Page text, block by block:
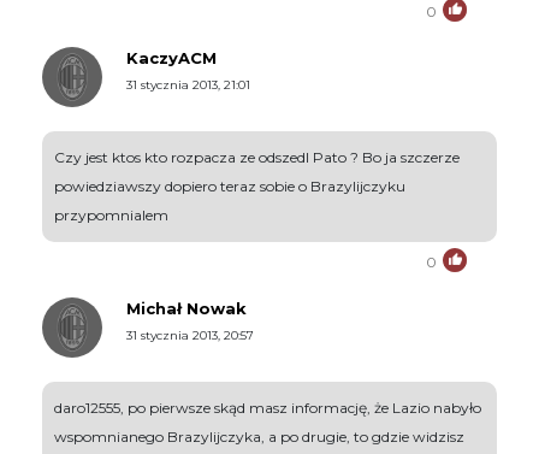
0
KaczyACM
31 stycznia 2013, 21:01
Czy jest ktos kto rozpacza ze odszedl Pato ? Bo ja szczerze
powiedziawszy dopiero teraz sobie o Brazylijczyku
przypomnialem
0
Michał Nowak
31 stycznia 2013, 20:57
daro12555, po pierwsze skąd masz informację, że Lazio nabyło
wspomnianego Brazylijczyka, a po drugie, to gdzie widzisz